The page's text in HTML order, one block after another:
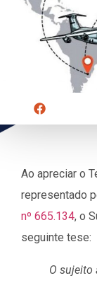
Ao apreciar o
representado
nº 665.134, o
seguinte tese:
O sujeito